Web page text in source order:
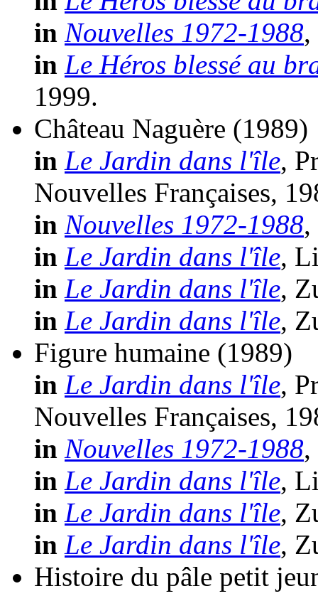
in Nouvelles 1972-1988,
in Le Héros blessé au
1999.
Château Naguère (1989)
in Le Jardin dans l'île,
Nouvelles Françaises,
in Nouvelles 1972-1988,
in Le Jardin dans l'île,
in Le Jardin dans l'île,
in Le Jardin dans l'île,
Figure humaine (1989)
in Le Jardin dans l'île,
Nouvelles Françaises,
in Nouvelles 1972-1988,
in Le Jardin dans l'île,
in Le Jardin dans l'île,
in Le Jardin dans l'île,
Histoire du pâle petit